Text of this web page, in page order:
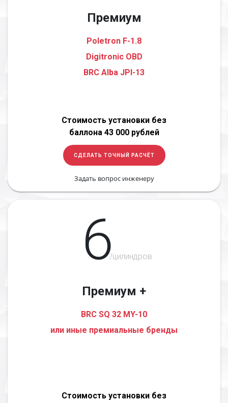
Премиум
Poletron F-1.8
Digitronic OBD
BRC Alba JPI-13
Стоимость установки без
баллона 43 000 рублей
СДЕЛАТЬ ТОЧНЫЙ РАСЧЁТ
Задать вопрос инженеру
6/цилиндров
Премиум +
BRC SQ 32 MY-10
или иные премиальные бренды
Стоимость установки без